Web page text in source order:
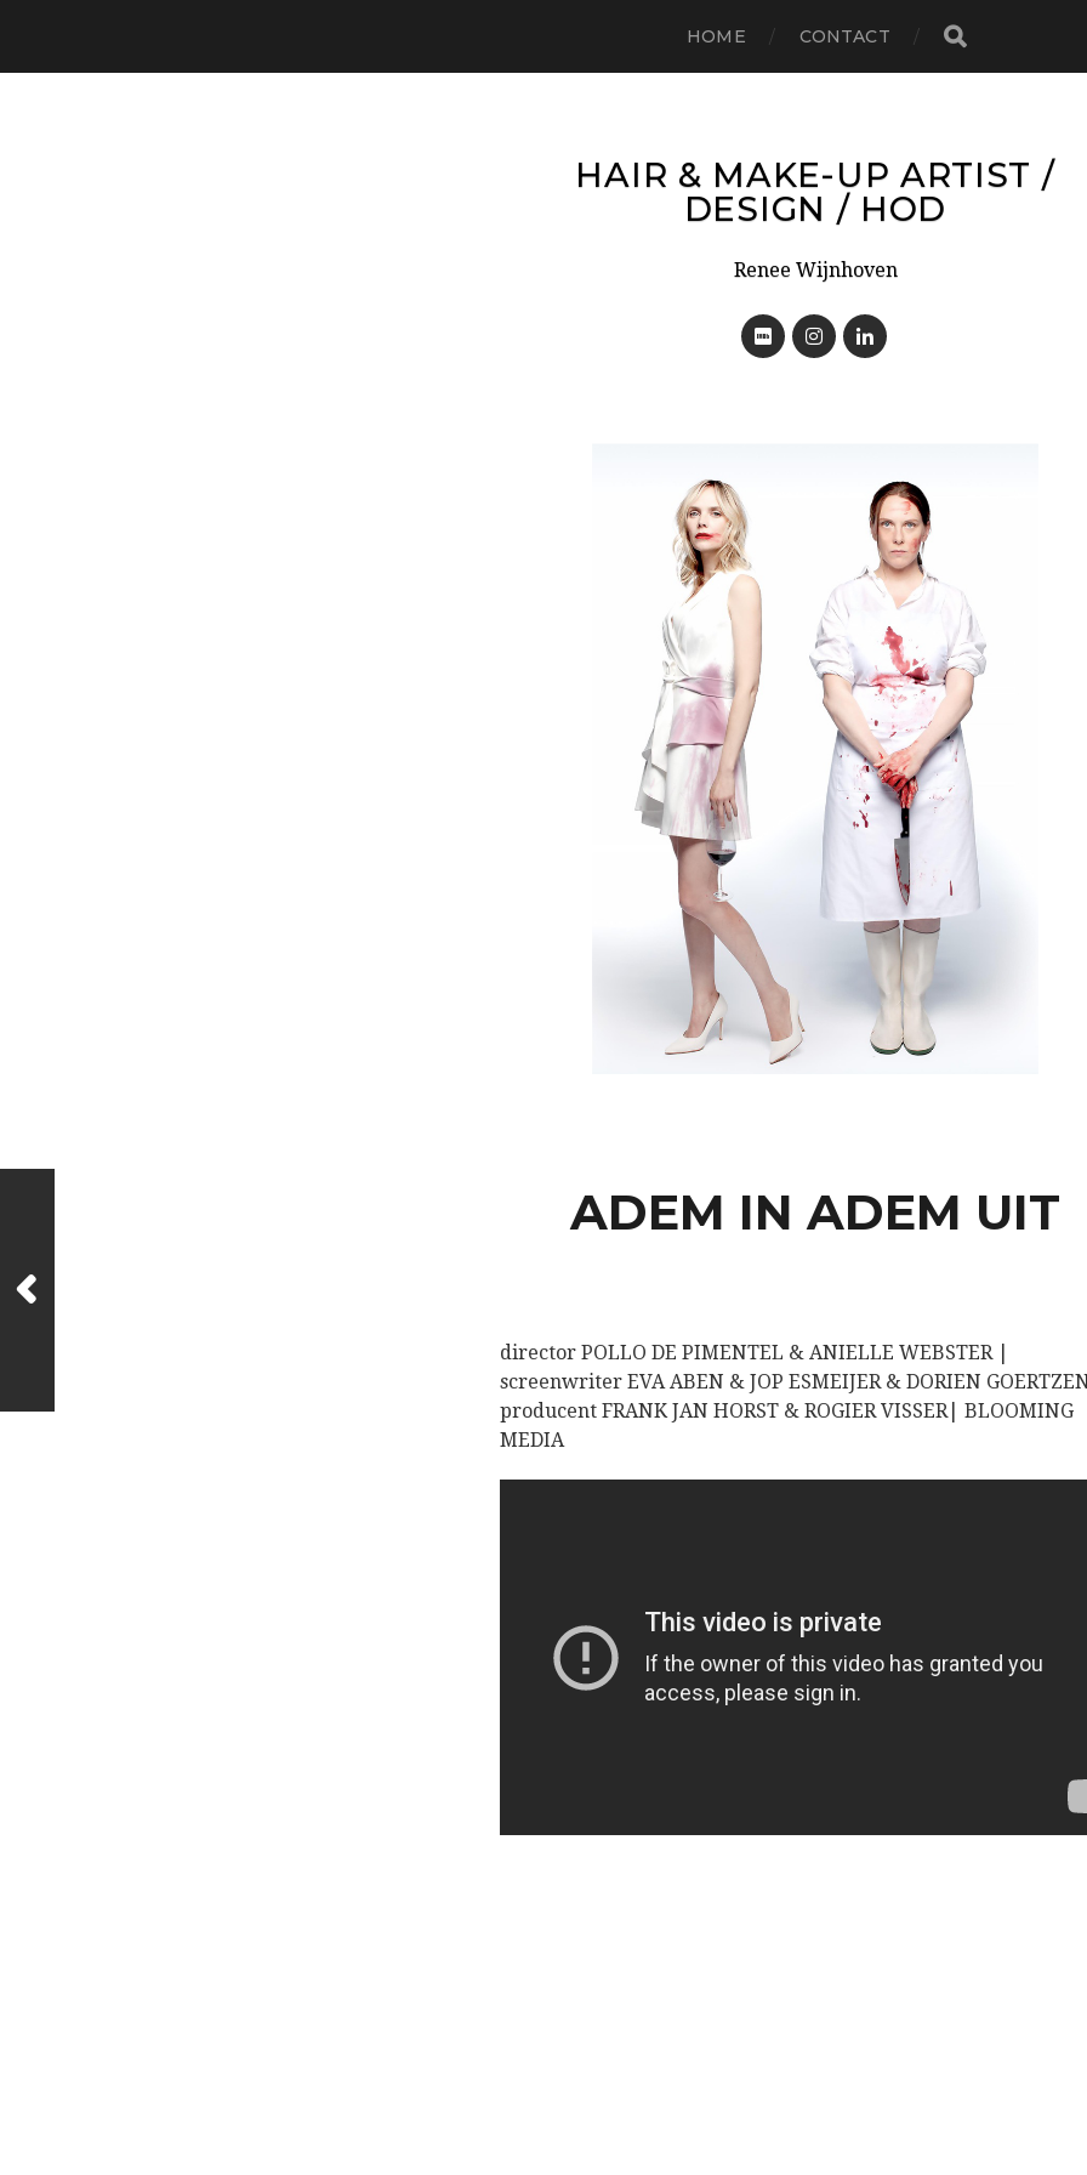
HOME CONTACT
HAIR & MAKE-UP ARTIST /
DESIGN / HOD
Renee Wijnhoven
ADEM IN ADEM UIT
director POLLO DE PIMENTEL & ANIELLE WEBSTER |
screenwriter EVA ABEN & JOP ESMEIJER & DORIEN
producent FRANK JAN HORST & ROGIER VISSER| BLOOMING
MEDIA